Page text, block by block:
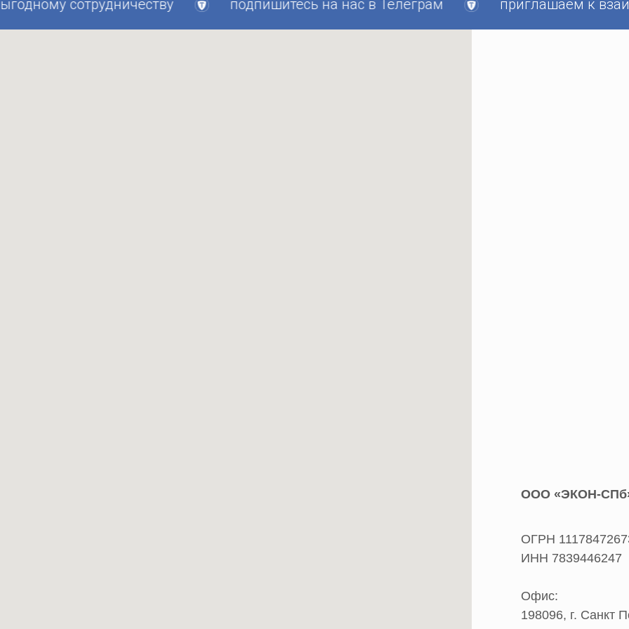
сотрудничеству подпишитесь на нас в Телеграм приглашаем к
ООО «ЭКОН-
ОГРН
ИНН 7839446247
Офис:
198096, г. Санкт